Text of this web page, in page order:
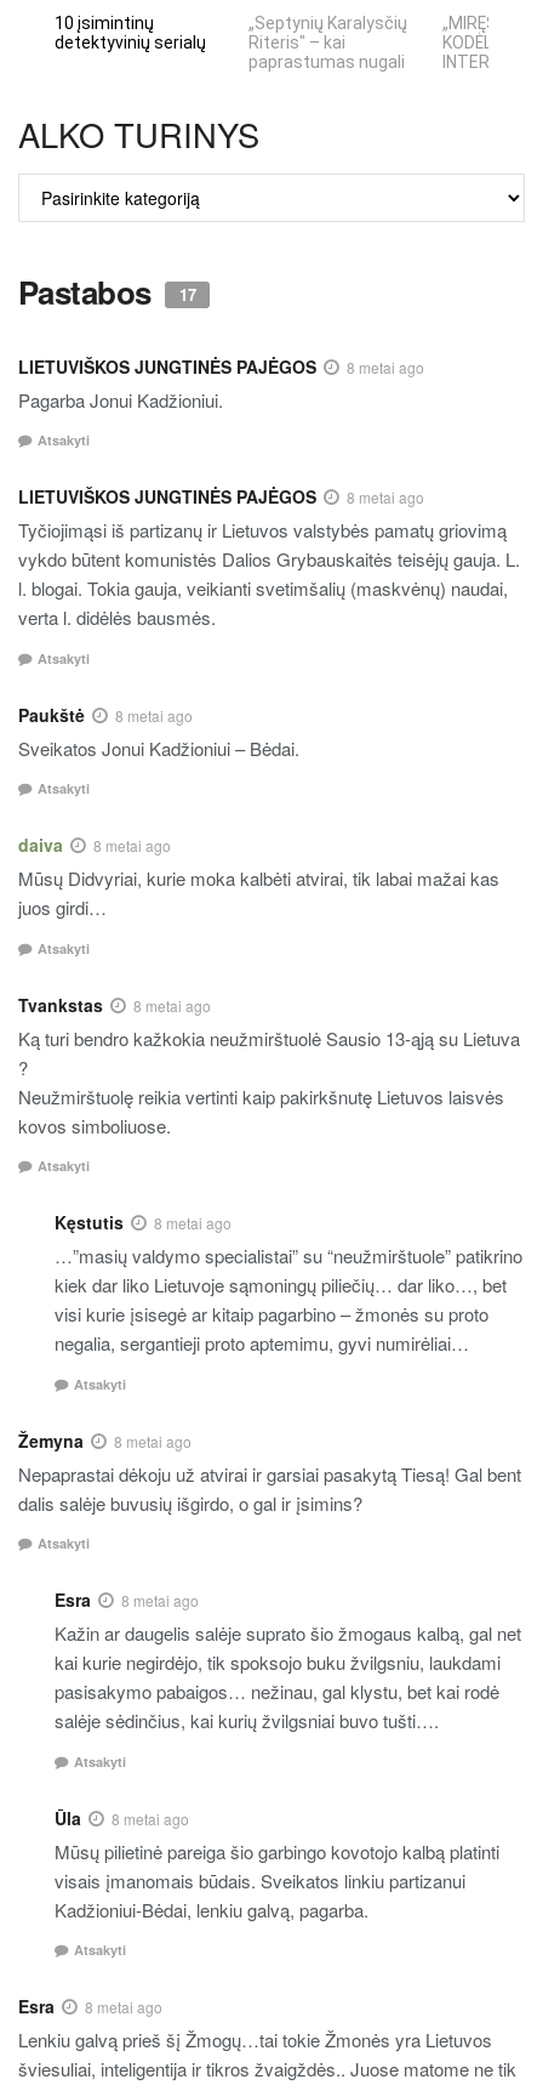
10 įsimintinų
detektyvinių serialų
„Septynių Karalysčių
Riteris" – kai
paprastumas nugali
„MIRĘS
KODĖL
INTERNETO
ALKO TURINYS
TURINYS
Pastabos 17
LIETUVIŠKOS JUNGTINĖS PAJĖGOS 8 metai ago
Pagarba Jonui Kadžioniui.
Atsakyti
LIETUVIŠKOS JUNGTINĖS PAJĖGOS 8 metai ago
Tyčiojimąsi iš partizanų ir Lietuvos valstybės pamatų griovimą
vykdo būtent komunistės Dalios Grybauskaitės teisėjų gauja. L.
l. blogai. Tokia gauja, veikianti svetimšalių (maskvėnų) naudai,
verta l. didėlės bausmės.
Atsakyti
Paukštė 8 metai ago
Sveikatos Jonui Kadžioniui – Bėdai.
Atsakyti
daiva 8 metai ago
Mūsų Didvyriai, kurie moka kalbėti atvirai, tik labai mažai kas
juos girdi…
Atsakyti
Tvankstas 8 metai ago
Ką turi bendro kažkokia neužmirštuolė Sausio 13-ąją su Lietuva
?
Neužmirštuolę reikia vertinti kaip pakirkšnutę Lietuvos laisvės
kovos simboliuose.
Atsakyti
Kęstutis 8 metai ago
…”masių valdymo specialistai” su “neužmirštuole” patikrino
kiek dar liko Lietuvoje sąmoningų piliečių… dar liko…, bet
visi kurie įsisegė ar kitaip pagarbino – žmonės su proto
negalia, sergantieji proto aptemimu, gyvi numirėliai…
Atsakyti
Žemyna 8 metai ago
Nepaprastai dėkoju už atvirai ir garsiai pasakytą Tiesą! Gal bent
dalis salėje buvusių išgirdo, o gal ir įsimins?
Atsakyti
Esra 8 metai ago
Kažin ar daugelis salėje suprato šio žmogaus kalbą, gal net
kai kurie negirdėjo, tik spoksojo buku žvilgsniu, laukdami
pasisakymo pabaigos… nežinau, gal klystu, bet kai rodė
salėje sėdinčius, kai kurių žvilgsniai buvo tušti….
Atsakyti
Ūla 8 metai ago
Mūsų pilietinė pareiga šio garbingo kovotojo kalbą platinti
visais įmanomais būdais. Sveikatos linkiu partizanui
Kadžioniui-Bėdai, lenkiu galvą, pagarba.
Atsakyti
Esra 8 metai ago
Lenkiu galvą prieš šį Žmogų…tai tokie Žmonės yra Lietuvos
šviesuliai, inteligentija ir tikros žvaigždės.. Juose matome ne tik